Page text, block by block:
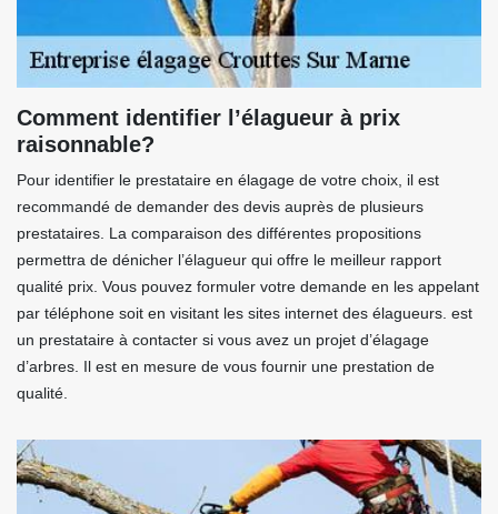
Comment identifier l’élagueur à prix
raisonnable?
Pour identifier le prestataire en élagage de votre choix, il est
recommandé de demander des devis auprès de plusieurs
prestataires. La comparaison des différentes propositions
permettra de dénicher l’élagueur qui offre le meilleur rapport
qualité prix. Vous pouvez formuler votre demande en les appelant
par téléphone soit en visitant les sites internet des élagueurs. est
un prestataire à contacter si vous avez un projet d’élagage
d’arbres. Il est en mesure de vous fournir une prestation de
qualité.